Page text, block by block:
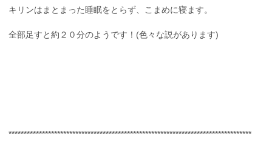
キリンはまとまった睡眠をとらず、こまめに寝ます。
全部足すと約２０分のようです！(色々な説があります)
********************************************************************************